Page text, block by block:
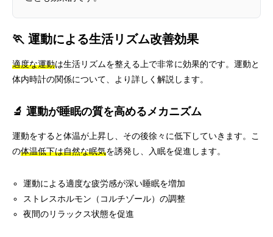
🏃 運動による生活リズム改善効果
適度な運動は生活リズムを整える上で非常に効果的です。運動と
体内時計の関係について、より詳しく解説します。
🔬 運動が睡眠の質を高めるメカニズム
運動をすると体温が上昇し、その後徐々に低下していきます。こ
の体温低下は自然な眠気を誘発し、入眠を促進します。
運動による適度な疲労感が深い睡眠を増加
ストレスホルモン（コルチゾール）の調整
夜間のリラックス状態を促進